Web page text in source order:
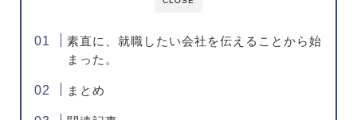
素直に、就職したい会社を伝えることから始
まった。
まとめ